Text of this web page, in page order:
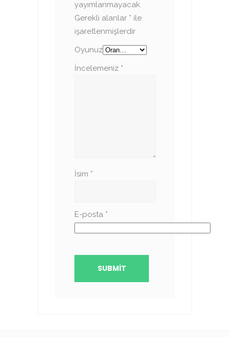
yayımlanmayacak.
Gerekli alanlar * ile
işaretlenmişlerdir
Oyunuz
İncelemeniz *
İsim *
E-posta *